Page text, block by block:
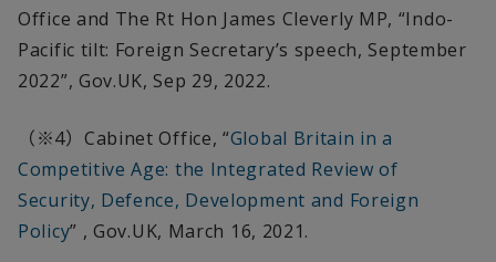
Office and The Rt Hon James Cleverly MP, “Indo-
Pacific tilt: Foreign Secretary’s speech, September
2022”, Gov.UK, Sep 29, 2022.
（※4） Cabinet Office, “Global Britain in a
Competitive Age: the Integrated Review of
Security, Defence, Development and Foreign
Policy” , Gov.UK, March 16, 2021.